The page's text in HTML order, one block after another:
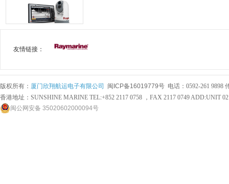
友情链接：
版权所有： 厦门欣翔航运电子有限公司 闽ICP备16019779号 电话：0592-261 9898
香港地址：SUNSHINE MARINE TEL:+852 2117 0758 ，FAX 2117 0749 ADD:UNIT
闽公网安备 35020602000094号